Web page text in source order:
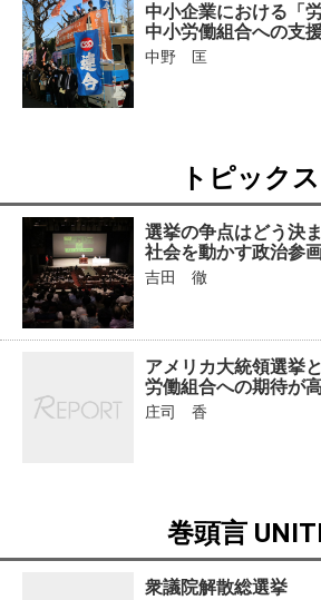
中小企業における「
中小労働組合への支
中野 匡
トピックス
選挙の争点はどう決
社会を動かす政治参
吉田 徹
アメリカ大統領選挙
労働組合への期待が
庄司 香
巻頭言
衆議院解散総選挙